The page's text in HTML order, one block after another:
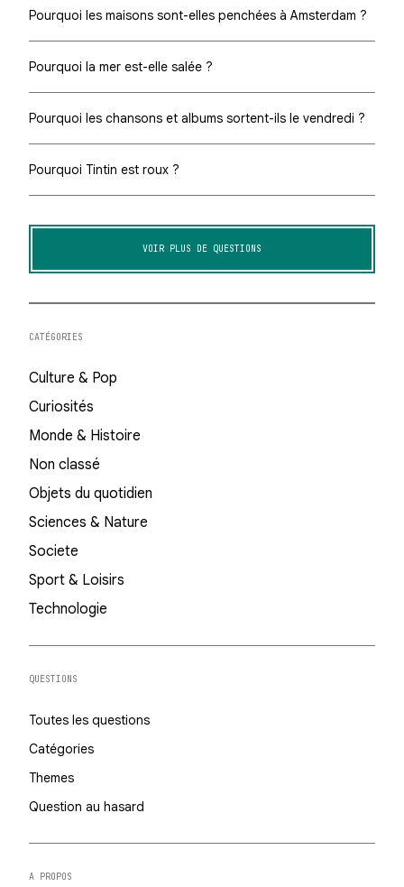
Pourquoi les maisons sont-elles penchées à Amsterdam ?
Pourquoi la mer est-elle salée ?
Pourquoi les chansons et albums sortent-ils le vendredi ?
Pourquoi Tintin est roux ?
VOIR PLUS DE QUESTIONS
CATÉGORIES
Culture & Pop
Curiosités
Monde & Histoire
Non classé
Objets du quotidien
Sciences & Nature
Societe
Sport & Loisirs
Technologie
QUESTIONS
Toutes les questions
Catégories
Themes
Question au hasard
A PROPOS